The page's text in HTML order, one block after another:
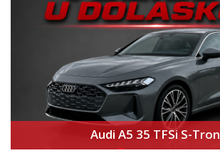
Audi A5 35 TFSi S-